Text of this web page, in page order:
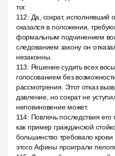
тог.
112: Да, сократ, исполнявший
оказался в положении,
формальным подчинением
следованием закону он
незаконны.
113: Решение судить всех
голосованием без
рассмотрения. Этот отказ
давление, но сократ не
неповиновение может.
114: Повлечь последствия
как пример гражданской
большинство требовало крови
этого Афины проиграли